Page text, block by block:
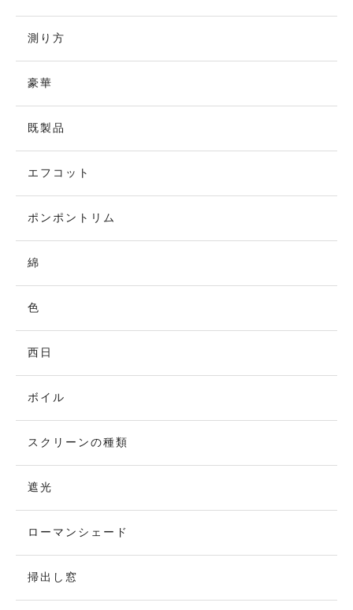
測り方
豪華
既製品
エフコット
ポンポントリム
綿
色
西日
ボイル
スクリーンの種類
遮光
ローマンシェード
掃出し窓